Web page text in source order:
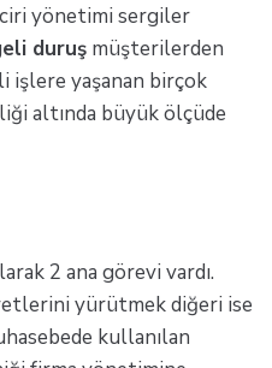
yönetimi sergiler
duruş müşterilerden
işlere yaşanan birçok
altında büyük ölçüde
2 ana görevi vardı.
yürütmek diğeri ise
kullanılan